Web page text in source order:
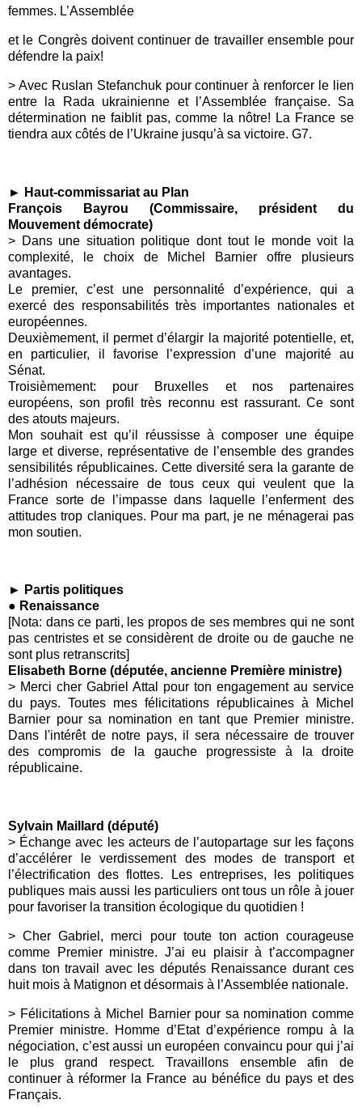
femmes. L’Assemblée
et le Congrès doivent continuer de travailler ensemble pour
défendre la paix!
> Avec Ruslan Stefanchuk pour continuer à renforcer le lien
entre la Rada ukrainienne et l’Assemblée française. Sa
détermination ne faiblit pas, comme la nôtre! La France se
tiendra aux côtés de l’Ukraine jusqu’à sa victoire. G7.
► Haut-commissariat au Plan
François Bayrou (Commissaire, président du
Mouvement démocrate)
> Dans une situation politique dont tout le monde voit la
complexité, le choix de Michel Barnier offre plusieurs
avantages.
Le premier, c’est une personnalité d’expérience, qui a
exercé des responsabilités très importantes nationales et
européennes.
Deuxièmement, il permet d’élargir la majorité potentielle, et,
en particulier, il favorise l’expression d’une majorité au
Sénat.
Troisièmement: pour Bruxelles et nos partenaires
européens, son profil très reconnu est rassurant. Ce sont
des atouts majeurs.
Mon souhait est qu’il réussisse à composer une équipe
large et diverse, représentative de l’ensemble des grandes
sensibilités républicaines. Cette diversité sera la garante de
l’adhésion nécessaire de tous ceux qui veulent que la
France sorte de l’impasse dans laquelle l’enferment des
attitudes trop claniques. Pour ma part, je ne ménagerai pas
mon soutien.
► Partis politiques
● Renaissance
[Nota: dans ce parti, les propos de ses membres qui ne sont
pas centristes et se considèrent de droite ou de gauche ne
sont plus retranscrits]
Elisabeth Borne (députée, ancienne Première ministre)
> Merci cher Gabriel Attal pour ton engagement au service
du pays. Toutes mes félicitations républicaines à Michel
Barnier pour sa nomination en tant que Premier ministre.
Dans l'intérêt de notre pays, il sera nécessaire de trouver
des compromis de la gauche progressiste à la droite
républicaine.
Sylvain Maillard (député)
> Échange avec les acteurs de l’autopartage sur les façons
d’accélérer le verdissement des modes de transport et
l’électrification des flottes. Les entreprises, les politiques
publiques mais aussi les particuliers ont tous un rôle à jouer
pour favoriser la transition écologique du quotidien !
> Cher Gabriel, merci pour toute ton action courageuse
comme Premier ministre. J’ai eu plaisir à t’accompagner
dans ton travail avec les députés Renaissance durant ces
huit mois à Matignon et désormais à l’Assemblée nationale.
> Félicitations à Michel Barnier pour sa nomination comme
Premier ministre. Homme d’Etat d’expérience rompu à la
négociation, c’est aussi un européen convaincu pour qui j’ai
le plus grand respect. Travaillons ensemble afin de
continuer à réformer la France au bénéfice du pays et des
Français.